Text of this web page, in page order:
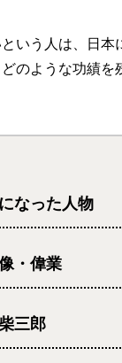
いう人は、日
のような功績
なった人物
・偉業
三郎